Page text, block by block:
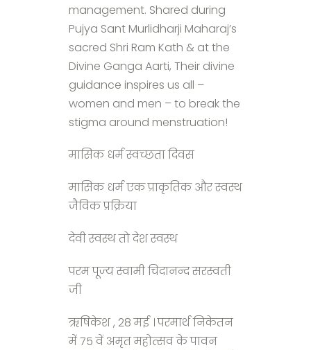
management. Shared during
Pujya Sant Murlidharji Maharaj’s
sacred Shri Ram Kath & at the
Divine Ganga Aarti, Their divine
guidance inspires us all –
women and men – to break the
stigma around menstruation!
मासिक धर्म स्वच्छता दिवस
मासिक धर्म एक प्राकृतिक और स्वस्थ
जैविक प्रक्रिया
देवी स्वस्थ तो देश स्वस्थ
परम पूज्य स्वामी चिदानन्द सरस्वती
जी
ऋषिकेश , 28 मई । परमार्थ निकेतन
में 75 वें अमृत महोत्सव के पावन